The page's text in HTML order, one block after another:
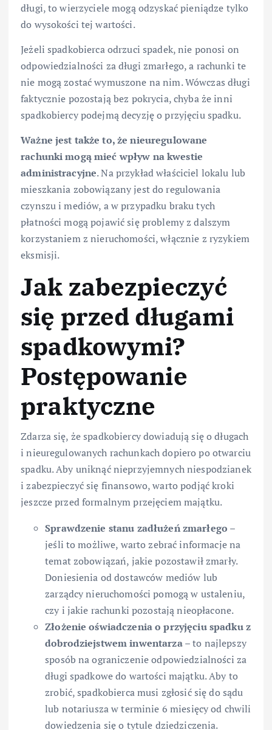
długi, to wierzyciele mogą odzyskać pieniądze tylko
do wysokości tej wartości.
Jeżeli spadkobierca odrzuci spadek, nie ponosi on
odpowiedzialności za długi zmarłego, a rachunki te
nie mogą zostać wymuszone na nim. Wówczas długi
faktycznie pozostają bez pokrycia, chyba że inni
spadkobiercy podejmą decyzję o przyjęciu spadku.
Ważne jest także to, że nieuregulowane
rachunki mogą mieć wpływ na kwestie
administracyjne. Na przykład właściciel lokalu lub
mieszkania zobowiązany jest do regulowania
czynszu i mediów, a w przypadku braku tych
płatności mogą pojawić się problemy z dalszym
korzystaniem z nieruchomości, włącznie z ryzykiem
eksmisji.
Jak zabezpieczyć
się przed długami
spadkowymi?
Postępowanie
praktyczne
Zdarza się, że spadkobiercy dowiadują się o długach
i nieuregulowanych rachunkach dopiero po otwarciu
spadku. Aby uniknąć nieprzyjemnych niespodzianek
i zabezpieczyć się finansowo, warto podjąć kroki
jeszcze przed formalnym przejęciem majątku.
Sprawdzenie stanu zadłużeń zmarłego –
jeśli to możliwe, warto zebrać informacje na
temat zobowiązań, jakie pozostawił zmarły.
Doniesienia od dostawców mediów lub
zarządcy nieruchomości pomogą w ustaleniu,
czy i jakie rachunki pozostają nieopłacone.
Złożenie oświadczenia o przyjęciu spadku z
dobrodziejstwem inwentarza– to najlepszy
sposób na ograniczenie odpowiedzialności za
długi spadkowe do wartości majątku. Aby to
zrobić, spadkobierca musi zgłosić się do sądu
lub notariusza w terminie 6 miesięcy od chwili
dowiedzenia się o tytule dziedziczenia.